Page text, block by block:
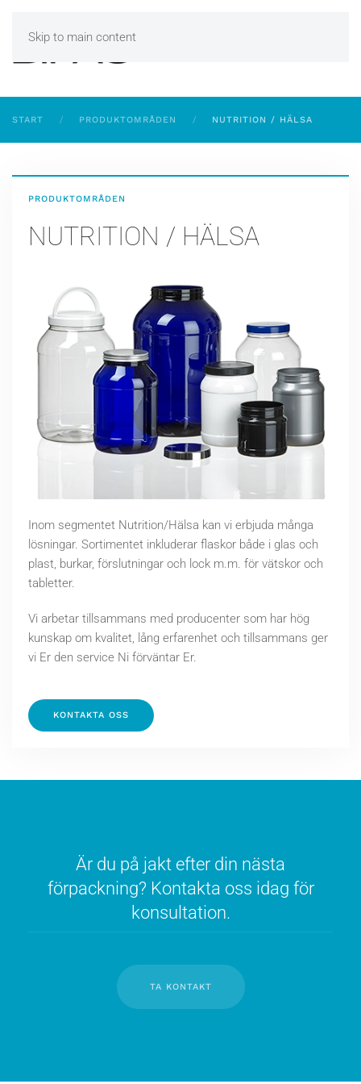
Skip to main content
START PRODUKTOMRÅDEN NUTRITION / HÄLSA
PRODUKTOMRÅDEN
NUTRITION / HÄLSA
Inom segmentet Nutrition/Hälsa kan vi erbjuda många
lösningar. Sortimentet inkluderar flaskor både i glas och
plast, burkar, förslutningar och lock m.m. för vätskor och
tabletter.
Vi arbetar tillsammans med producenter som har hög
kunskap om kvalitet, lång erfarenhet och tillsammans ger
vi Er den service Ni förväntar Er.
KONTAKTA OSS
Är du på jakt efter din nästa
förpackning? Kontakta oss idag för
konsultation.
TA KONTAKT